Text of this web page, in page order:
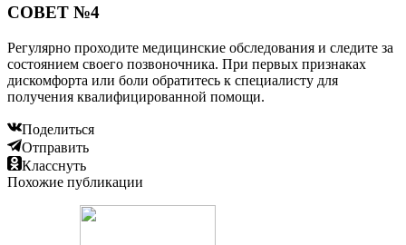
СОВЕТ №4
Регулярно проходите медицинские обследования и следите за
состоянием своего позвоночника. При первых признаках
дискомфорта или боли обратитесь к специалисту для
получения квалифицированной помощи.
Поделиться
Отправить
Класснуть
Похожие публикации